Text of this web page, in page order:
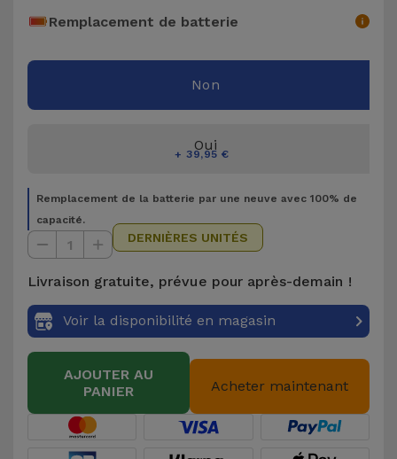
Accessoires
Mobilité,
Vélo
Accessoires
iPad et
Kids
Remplacement de batterie
Non
Oui
+ 39,95 €
Remplacement de la batterie par une neuve avec 100% de
capacité.
1 DERNIÈRES UNITÉS
Livraison gratuite, prévue pour après-demain !
Voir la disponibilité en magasin
AJOUTER AU
PANIER
Acheter maintenant